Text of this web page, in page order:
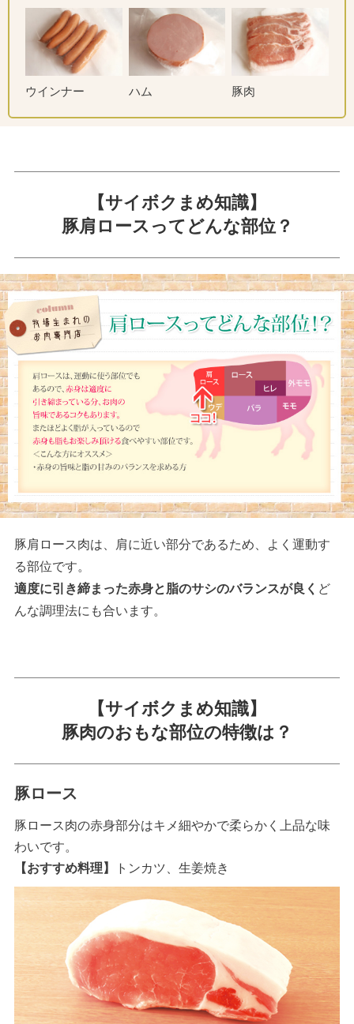
ウインナー ハム 豚肉
【サイボクまめ知識】
豚肩ロースってどんな部位？
豚肩ロース肉は、肩に近い部分であるため、よく運動す
る部位です。
適度に引き締まった赤身と脂のサシのバランスが良く ど
んな調理法にも合います。
【サイボクまめ知識】
豚肉のおもな部位の特徴は？
豚ロース
豚ロース肉の赤身部分はキメ細やかで柔らかく上品な味
わいです。
【おすすめ料理】
トンカツ、生姜焼き